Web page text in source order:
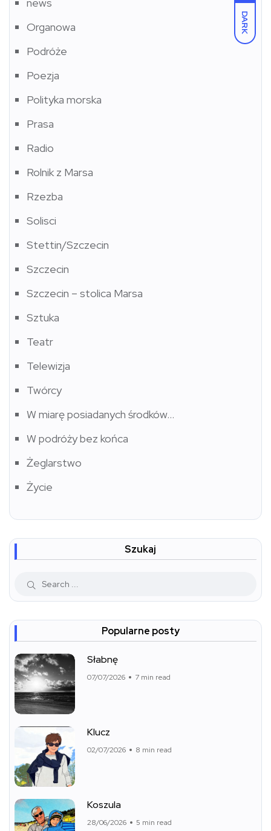
DARK
Organowa
Podróże
Poezja
Polityka morska
Prasa
Radio
Rolnik z Marsa
Rzezba
Solisci
Stettin/Szczecin
Szczecin
Szczecin – stolica Marsa
Sztuka
Teatr
Telewizja
Twórcy
W miarę posiadanych środków…
W podróży bez końca
Żeglarstwo
Życie
Szukaj
Popularne posty
Słabnę
07/07/2026 7 min read
Klucz
02/07/2026 8 min read
Koszula
28/06/2026 5 min read